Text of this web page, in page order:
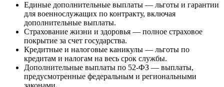
Единые дополнительные выплаты — льготы и гарантии
для военнослужащих по контракту, включая
дополнительные выплаты.
Страхование жизни и здоровья — полное страховое
покрытие за счет государства.
Кредитные и налоговые каникулы — льготы по
кредитам и налогам на весь срок службы.
Дополнительные выплаты по 52-ФЗ — выплаты,
предусмотренные федеральным и региональными